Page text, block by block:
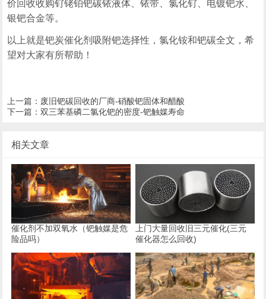
价回收收购钌铑铂钯碳铱液体、铱带、氯化钌、电镀钯水、
银钯合金等。
以上就是钯炭催化剂吸附钯选择性，氯化铵和钯碳全文，希
望对大家有所帮助！
上一篇： 废旧钯碳回收的厂商-硝酸钯固体和醋酸
下一篇：双三苯基磷二氯化钯的密度-钯触媒寿命
相关文章
催化剂不加双氧水（钯触媒是危
险品吗）
上门大量回收旧三元催化(三元
催化器怎么回收)